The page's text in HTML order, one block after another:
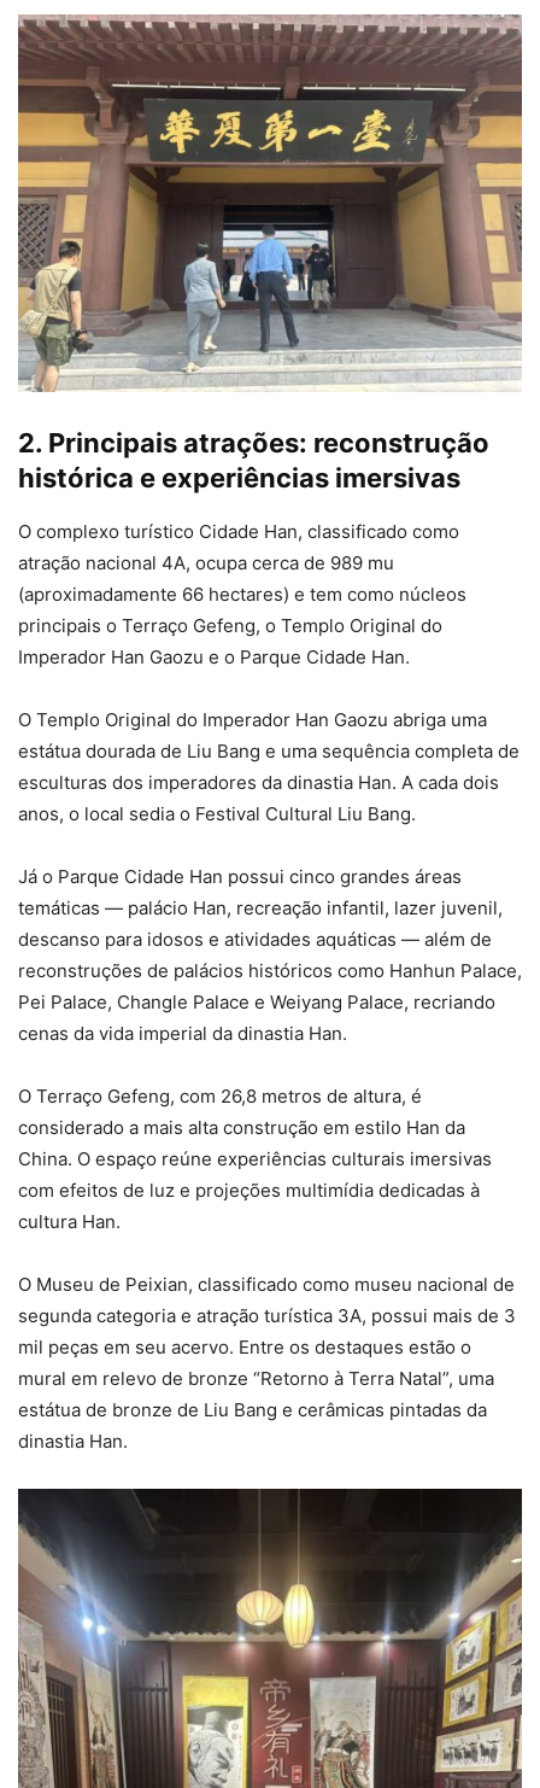
2. Principais atrações: reconstrução
histórica e experiências imersivas
O complexo turístico Cidade Han, classificado como
atração nacional 4A, ocupa cerca de 989 mu
(aproximadamente 66 hectares) e tem como núcleos
principais o Terraço Gefeng, o Templo Original do
Imperador Han Gaozu e o Parque Cidade Han.
O Templo Original do Imperador Han Gaozu abriga uma
estátua dourada de Liu Bang e uma sequência completa de
esculturas dos imperadores da dinastia Han. A cada dois
anos, o local sedia o Festival Cultural Liu Bang.
Já o Parque Cidade Han possui cinco grandes áreas
temáticas — palácio Han, recreação infantil, lazer juvenil,
descanso para idosos e atividades aquáticas — além de
reconstruções de palácios históricos como Hanhun Palace,
Pei Palace, Changle Palace e Weiyang Palace, recriando
cenas da vida imperial da dinastia Han.
O Terraço Gefeng, com 26,8 metros de altura, é
considerado a mais alta construção em estilo Han da
China. O espaço reúne experiências culturais imersivas
com efeitos de luz e projeções multimídia dedicadas à
cultura Han.
O Museu de Peixian, classificado como museu nacional de
segunda categoria e atração turística 3A, possui mais de 3
mil peças em seu acervo. Entre os destaques estão o
mural em relevo de bronze “Retorno à Terra Natal”, uma
estátua de bronze de Liu Bang e cerâmicas pintadas da
dinastia Han.